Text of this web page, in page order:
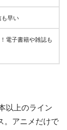
も早い
電子書籍や雑誌も
以上のライン
。アニメだけで